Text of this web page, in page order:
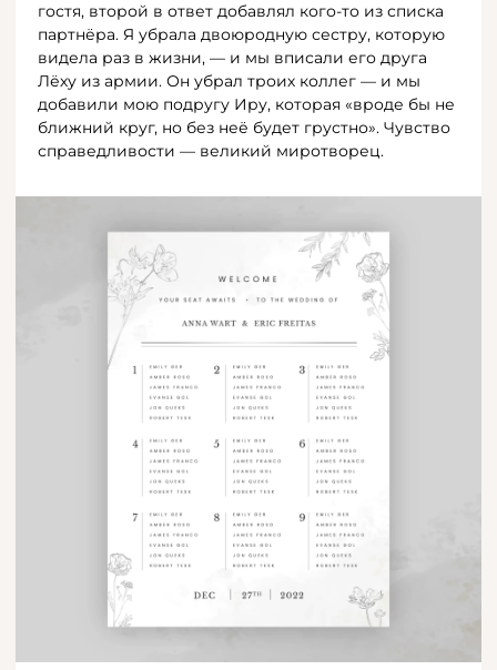
гостя, второй в ответ добавлял кого-то из списка
партнёра. Я убрала двоюродную сестру, которую
видела раз в жизни, — и мы вписали его друга
Лёху из армии. Он убрал троих коллег — и мы
добавили мою подругу Иру, которая «вроде бы не
ближний круг, но без неё будет грустно». Чувство
справедливости — великий миротворец.